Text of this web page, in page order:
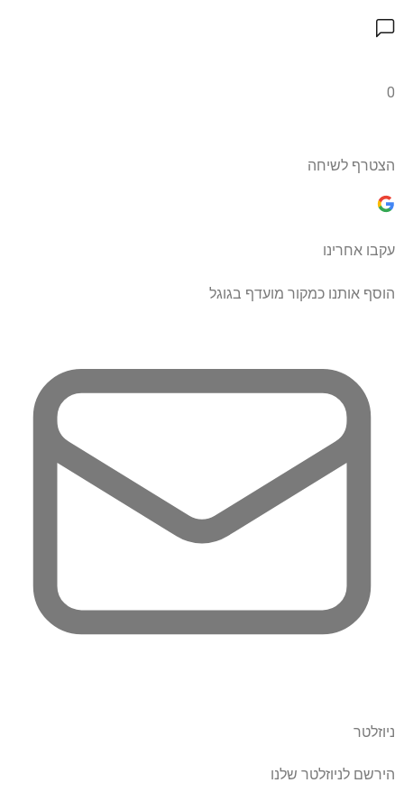
0
הצטרף לשיחה
עקבו אחרינו
הוסף אותנו כמקור מועדף בגוגל
ניוזלטר
הירשם לניוזלטר שלנו